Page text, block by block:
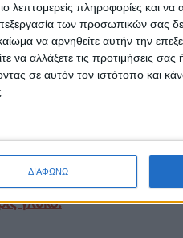
πληροφορίες και να
των προσωπικών σας
να αρνηθείτε αυτήν την
να αλλάξετε τις προτιμήσεις σας
σε αυτόν τον ιστότοπο και
ΔΙΑΦΩΝΩ
μειώσετε τη ζάχαρη
ζάχαρη: για εσάς
γλυκό!